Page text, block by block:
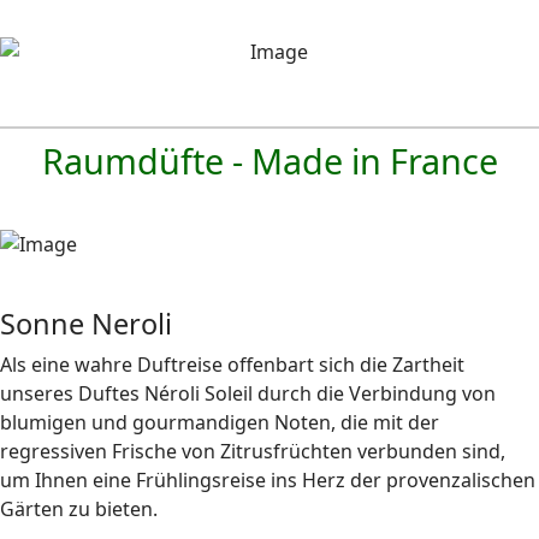
Raumdüfte - Made in France
Sonne Neroli
Als eine wahre Duftreise offenbart sich die Zartheit
unseres Duftes Néroli Soleil durch die Verbindung von
blumigen und gourmandigen Noten, die mit der
regressiven Frische von Zitrusfrüchten verbunden sind,
um Ihnen eine Frühlingsreise ins Herz der provenzalischen
Gärten zu bieten.